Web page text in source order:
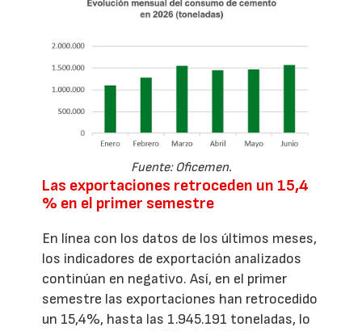
Fuente: Oficemen.
Las exportaciones retroceden un 15,4
% en el primer semestre
En línea con los datos de los últimos meses,
los indicadores de exportación analizados
continúan en negativo. Así, en el primer
semestre las exportaciones han retrocedido
un 15,4%, hasta las 1.945.191 toneladas, lo